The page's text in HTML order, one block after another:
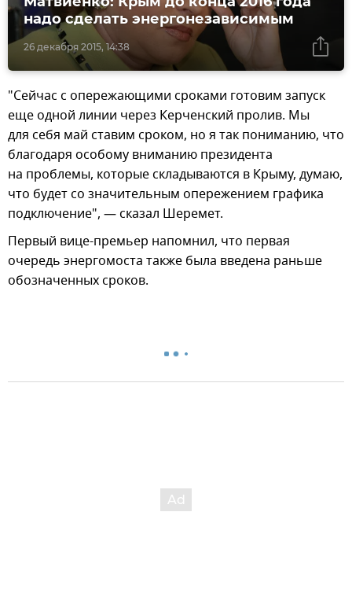
26 декабря 2015, 14:38
надо сделать энергонезависимым
"Сейчас с опережающими сроками готовим запуск
еще одной линии через Керченский пролив. Мы
для себя май ставим сроком, но я так пониманию, что
благодаря особому вниманию президента
на проблемы, которые складываются в Крыму, думаю,
что будет со значительным опережением графика
подключение", — сказал Шеремет.
Первый вице-премьер напомнил, что первая
очередь энергомоста также была введена раньше
обозначенных сроков.